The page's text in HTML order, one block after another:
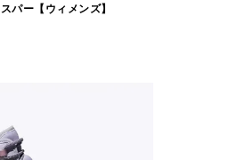
パー【ウィメンズ】